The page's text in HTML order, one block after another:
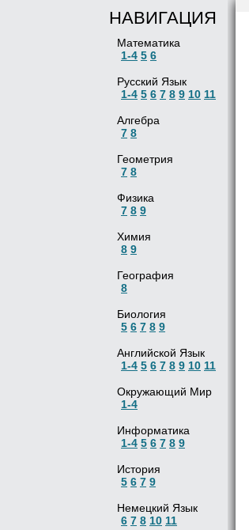
НАВИГАЦИЯ
Математика
1-4 5 6
Русский Язык
1-4 5 6 7 8 9 10 11
Алгебра
7 8
Геометрия
7 8
Физика
7 8 9
Химия
8 9
География
8
Биология
5 6 7 8 9
Английской Язык
1-4 5 6 7 8 9 10 11
Окружающий Мир
1-4
Информатика
1-4 5 6 7 8 9
История
5 6 7 9
Немецкий Язык
6 7 8 10 11